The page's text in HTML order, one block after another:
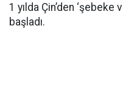
1 yılda Çin’den
başladı.